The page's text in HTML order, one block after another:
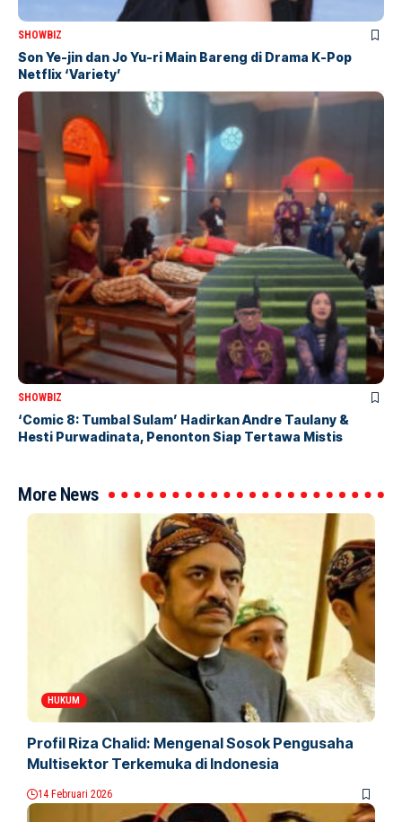
SHOWBIZ
Son Ye-jin dan Jo Yu-ri Main Bareng di Drama K-Pop
Netflix ‘Variety’
SHOWBIZ
‘Comic 8: Tumbal Sulam’ Hadirkan Andre Taulany &
Hesti Purwadinata, Penonton Siap Tertawa Mistis
More News
HUKUM
Profil Riza Chalid: Mengenal Sosok Pengusaha
Multisektor Terkemuka di Indonesia
14 Februari 2026